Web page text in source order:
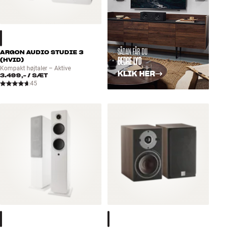
ARGON AUDIO STUDIE 3
(HVID)
Kompakt højtaler – Aktive
3.499,- / SÆT
45
SÅDAN FÅR DU
BEDRE LYD
KLIK HER